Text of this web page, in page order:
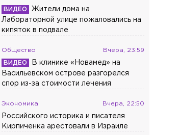
Жители дома на
Лабораторной улице пожаловались на
кипяток в подвале
Общество Вчера, 23:59
В клинике «Новамед» на
Васильевском острове разгорелся
спор из-за стоимости лечения
Экономика Вчера, 22:50
Российского историка и писателя
Кирпиченка арестовали в Израиле